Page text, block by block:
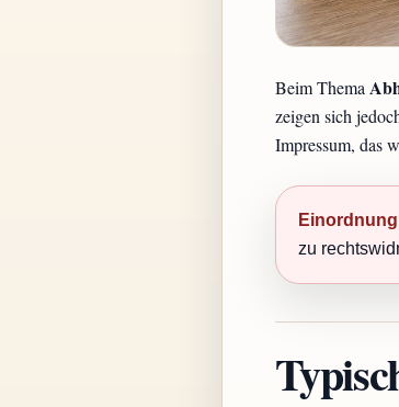
Beim Thema
zeigen sich
Impressum, das
zu